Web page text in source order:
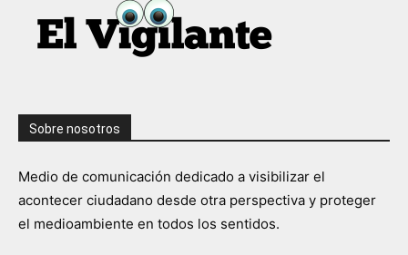
Sobre nosotros
Medio de comunicación dedicado a visibilizar el
acontecer ciudadano desde otra perspectiva y proteger
el medioambiente en todos los sentidos.